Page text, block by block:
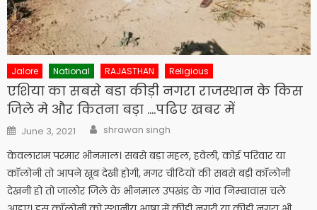
Jalore National RAJASTHAN Religious
एशिया का सबसे बडा कीड़ी नगरा राजस्थान के किस
जिले मे और कितना बड़ा ….पढिए खबर में
Posted
on
June 3, 2021 Author
shrawan singh
केवलाराम परमार भीनमाल। सबसे बड़ा महल, हवेली, कोई परिवार या
कॉलोनी तो आपने खूब देखी होगी, मगर चीटियों की सबसे बड़ी कॉलोनी
देखनी हो तो जालोर जिले के भीनमाल उपखंड के गांव निम्बावास चले